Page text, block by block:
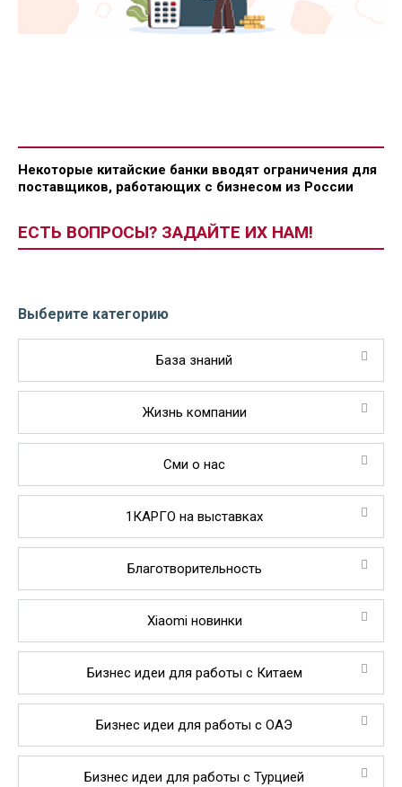
Некоторые китайские банки вводят ограничения для
поставщиков, работающих с бизнесом из России
ЕСТЬ ВОПРОСЫ? ЗАДАЙТЕ ИХ НАМ!
Выберите категорию
База знаний
Жизнь компании
Сми о нас
1КАРГО на выставках
Благотворительность
Xiaomi новинки
Бизнес идеи для работы с Китаем
Бизнес идеи для работы с ОАЭ
Бизнес идеи для работы с Турцией